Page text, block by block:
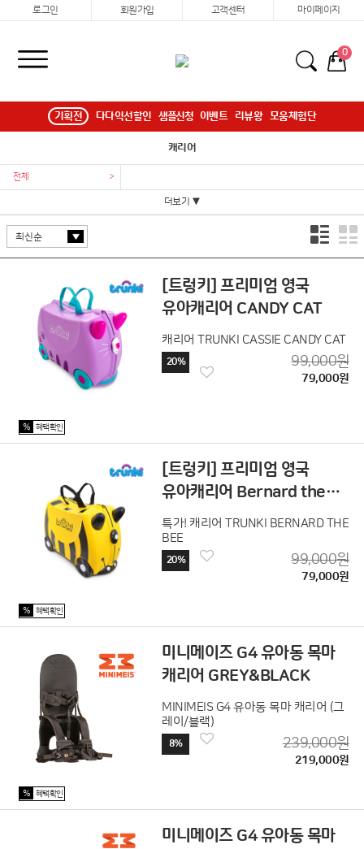
로그인 회원가입 고객센터 마이페이지
0
기획전 다다익선할인 샘플신청 이벤트 리뷰왕 모움체험단
캐리어
전체 >
더보기 ▼
[트렁키] 프리미엄 영국
유아캐리어 CANDY CAT
캐리어 TRUNKI CASSIE CANDY CAT
20% 99,000원
79,000원
% 혜택확인
[트렁키] 프리미엄 영국
유아캐리어 Bernard the
Bee
특가! 캐리어 TRUNKI BERNARD THE
BEE
20% 99,000원
79,000원
% 혜택확인
미니메이즈 G4 유아동 목마
캐리어 GREY&BLACK
MINIMEIS G4 유아동 목마 캐리어 (그
레이/블랙)
8% 239,000원
219,000원
% 혜택확인
미니메이즈 G4 유아동 목마